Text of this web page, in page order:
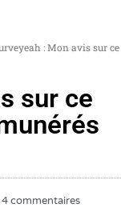
: Mon avis sur ce
sur ce
4 commentaires